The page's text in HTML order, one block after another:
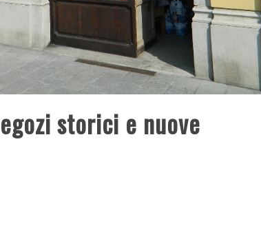
storici e nuove